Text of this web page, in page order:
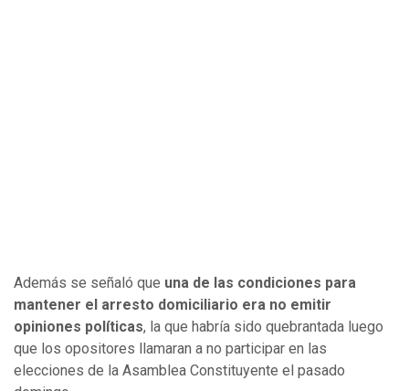
Además se señaló que una de las condiciones para
mantener el arresto domiciliario era no emitir
opiniones políticas, la que habría sido quebrantada luego
que los opositores llamaran a no participar en las
elecciones de la Asamblea Constituyente el pasado